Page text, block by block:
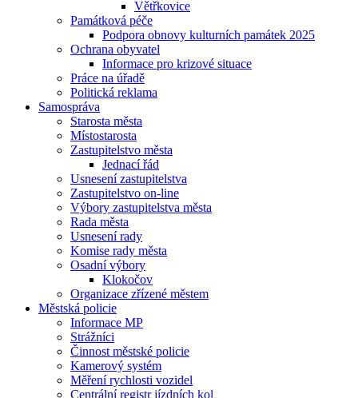
Větřkovice
Památková péče
Podpora obnovy kulturních památek 2025
Ochrana obyvatel
Informace pro krizové situace
Práce na úřadě
Politická reklama
Samospráva
Starosta města
Místostarosta
Zastupitelstvo města
Jednací řád
Usnesení zastupitelstva
Zastupitelstvo on-line
Výbory zastupitelstva města
Rada města
Usnesení rady
Komise rady města
Osadní výbory
Klokočov
Organizace zřízené městem
Městská policie
Informace MP
Strážníci
Činnost městské policie
Kamerový systém
Měření rychlosti vozidel
Centrální registr jízdních kol